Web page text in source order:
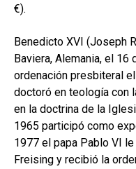
ESP
€).
Benedicto XVI (Joseph
Baviera, Alemania, el 16
ordenación presbiteral
doctoró en teología con
en la doctrina de la
1965 participó como
1977 el papa Pablo VI
Freising y recibió la